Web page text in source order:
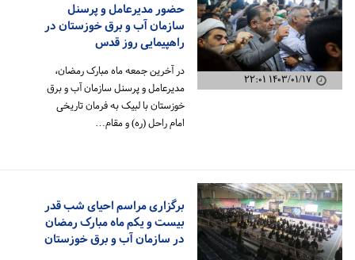
۱۴۰۳/۰۱/۱۷ ۲۲:۰۱
حضور مدیرعامل و پرسنل
سازمان آب و برق خوزستان در
راهپیمایی روز قدس
در آخرین جمعه ماه مبارک رمضان،
مدیرعامل و پرسنل سازمان آب و برق
خوزستان با لبیک به فرمان تاریخی
امام راحل (ره) و مقام…
برگزاری مراسم احیای شب قدر
بیست و یکم ماه مبارک رمضان
در سازمان آب و برق خوزستان